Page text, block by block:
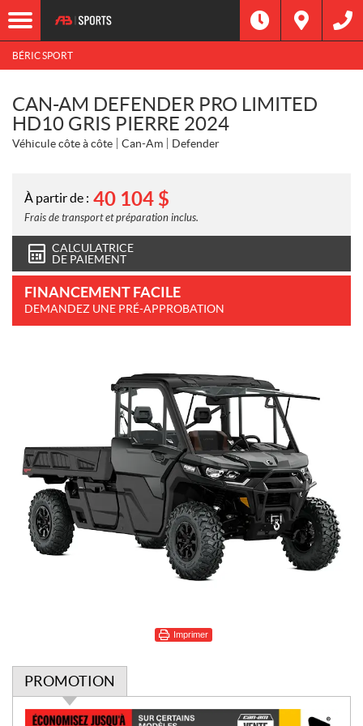
BÉRIC SPORT
CAN-AM DEFENDER PRO LIMITED
HD10 GRIS PIERRE 2024
Véhicule côte à côte Can-Am Defender
À partir de : 40 104 $
Frais de transport et préparation inclus.
CALCULATRICE
DE PAIEMENT
FINANCEMENT FACILE
DEMANDEZ UNE PRÉ-APPROBATION
Imprimer
PROMOTION
P